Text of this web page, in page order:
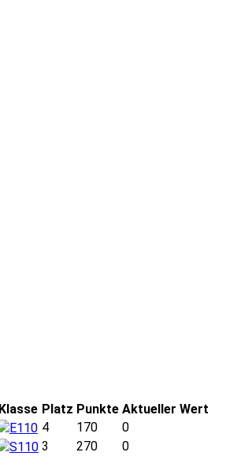
Klasse Platz Punkte Aktueller Wert
E110 4 170
0
S110 3 270 0